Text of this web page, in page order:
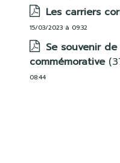
Les carriers
15/03/2023 à 09:32
Se souvenir
commémorative
08:44